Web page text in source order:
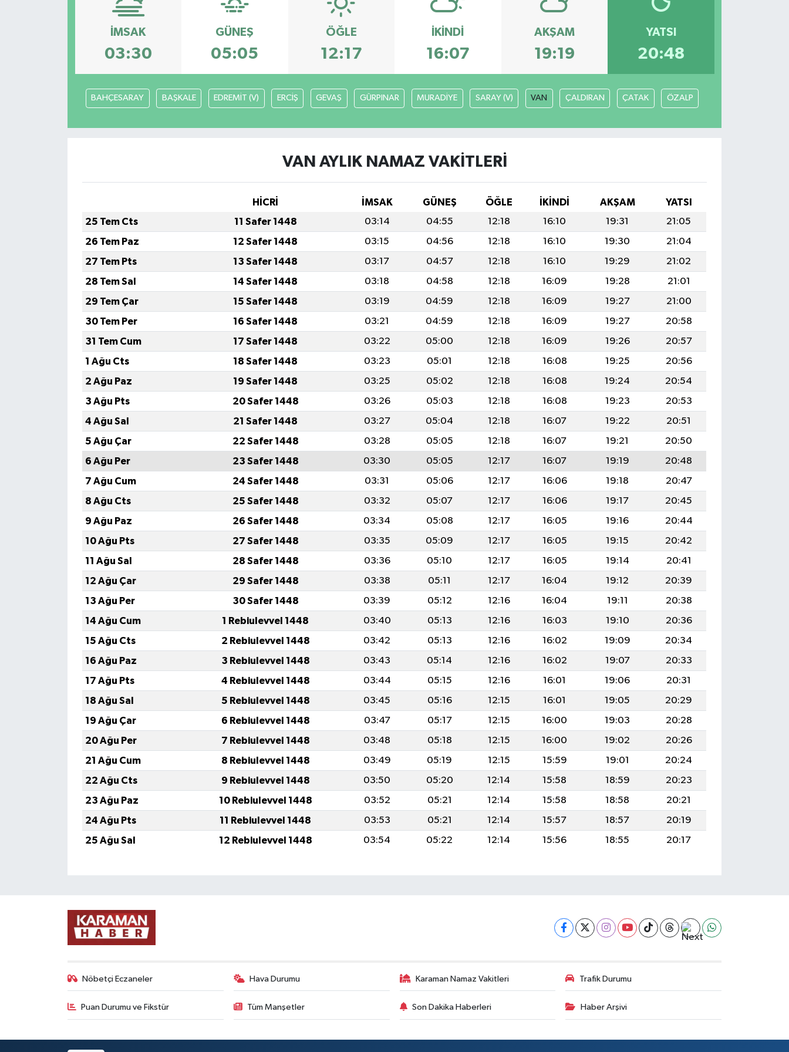
İMSAK
03:30
GÜNEŞ
05:05
ÖĞLE
12:17
İKINDI
16:07
AKŞAM
19:19
YATSI
20:48
BAHÇESARAY BAŞKALE EDREMİT (V) ERCİŞ GEVAŞ GÜRPINAR MURADİYE SARAY (V) VAN ÇALDIRAN ÇATAK ÖZALP
VAN AYLIK NAMAZ VAKITLERI
HİCRİ İMSAK GÜNEŞ ÖĞLE İKINDI AKŞAM
YATSI
25 Tem Cts
11 Safer 1448 03:14 04:55 12:18 16:10 19:31
21:05
26 Tem Paz
12 Safer 1448 03:15 04:56 12:18 16:10 19:30
21:04
27 Tem Pts
13 Safer 1448 03:17 04:57 12:18 16:10 19:29
21:02
28 Tem Sal
14 Safer 1448 03:18 04:58 12:18 16:09 19:28
21:01
29 Tem Çar
15 Safer 1448 03:19 04:59 12:18 16:09 19:27
21:00
30 Tem Per
16 Safer 1448 03:21 04:59 12:18 16:09 19:27
20:58
31 Tem Cum
17 Safer 1448 03:22 05:00 12:18 16:09 19:26
20:57
1 Ağu Cts
18 Safer 1448 03:23 05:01 12:18 16:08 19:25
20:56
2 Ağu Paz
19 Safer 1448 03:25 05:02 12:18 16:08 19:24
20:54
3 Ağu Pts
20 Safer 1448 03:26 05:03 12:18 16:08 19:23
20:53
4 Ağu Sal
21 Safer 1448 03:27 05:04 12:18 16:07 19:22
20:51
5 Ağu Çar
22 Safer 1448 03:28 05:05 12:18 16:07 19:21
20:50
6 Ağu Per
23 Safer 1448 03:30 05:05 12:17 16:07 19:19
20:48
7 Ağu Cum
24 Safer 1448 03:31 05:06 12:17 16:06 19:18
20:47
8 Ağu Cts
25 Safer 1448 03:32 05:07 12:17 16:06 19:17
20:45
9 Ağu Paz
26 Safer 1448 03:34 05:08 12:17 16:05 19:16
20:44
10 Ağu Pts
27 Safer 1448 03:35 05:09 12:17 16:05 19:15
20:42
11 Ağu Sal
28 Safer 1448 03:36 05:10 12:17 16:05 19:14
20:41
12 Ağu Çar
29 Safer 1448 03:38 05:11 12:17 16:04 19:12
20:39
13 Ağu Per
30 Safer 1448 03:39 05:12 12:16 16:04 19:11
20:38
14 Ağu Cum
1 Rebiulevvel 1448 03:40 05:13 12:16 16:03 19:10
20:36
15 Ağu Cts
2 Rebiulevvel 1448 03:42 05:13 12:16 16:02 19:09
20:34
16 Ağu Paz
3 Rebiulevvel 1448 03:43 05:14 12:16 16:02 19:07
20:33
17 Ağu Pts
4 Rebiulevvel 1448 03:44 05:15 12:16 16:01 19:06
20:31
18 Ağu Sal
5 Rebiulevvel 1448 03:45 05:16 12:15 16:01 19:05
20:29
19 Ağu Çar
6 Rebiulevvel 1448 03:47 05:17 12:15 16:00 19:03
20:28
20 Ağu Per
7 Rebiulevvel 1448 03:48 05:18 12:15 16:00 19:02
20:26
21 Ağu Cum
8 Rebiulevvel 1448 03:49 05:19 12:15 15:59 19:01
20:24
22 Ağu Cts
9 Rebiulevvel 1448 03:50 05:20 12:14 15:58 18:59
20:23
23 Ağu Paz
10 Rebiulevvel 1448 03:52 05:21 12:14 15:58 18:58
20:21
24 Ağu Pts
11 Rebiulevvel 1448 03:53 05:21 12:14 15:57 18:57
20:19
25 Ağu Sal
12 Rebiulevvel 1448 03:54 05:22 12:14 15:56 18:55 20:17
Nöbetçi Eczaneler Hava Durumu Karaman Namaz Vakitleri Trafik Durumu
Puan Durumu ve Fikstür Tüm Manşetler Son Dakika Haberleri Haber Arşivi
Video Galeri